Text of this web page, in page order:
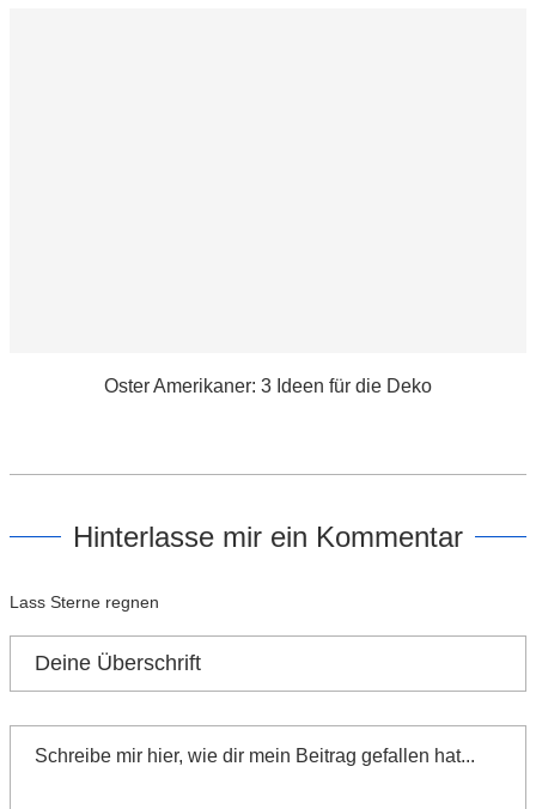
Oster Amerikaner: 3 Ideen für die Deko
Hinterlasse mir ein Kommentar
Lass Sterne regnen